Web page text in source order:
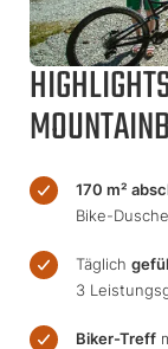
170 m²
Bike-Dusche
Täglich
3
Biker-Treff